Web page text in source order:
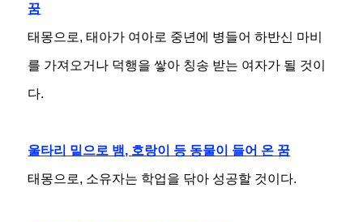
꿈
태몽으로, 태아가 여아로 중년에 병들어 하반신 마비
를 가져오거나 덕행을 쌓아 칭송 받는 여자가 될 것이
다.
울타리 밑으로 뱀, 호랑이 등 동물이 들어 온 꿈
태몽으로, 소유자는 학업을 닦아 성공할 것이다.